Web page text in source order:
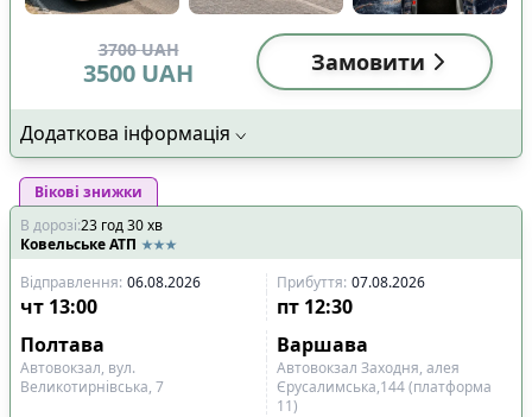
3700 UAH
3500 UAH Замовити
Додаткова інформація
Вікові знижки
В дорозі:23 год30хв
Ковельське АТП
Відправлення: 06.08.2026 Прибуття: 07.08.2026
чт 13:00 пт 12:30
Полтава
Варшава
Автовокзал, вул.
Великотирнівська, 7
Автовокзал Заходня, алея
Єрусалимська,144 (платформа
11)